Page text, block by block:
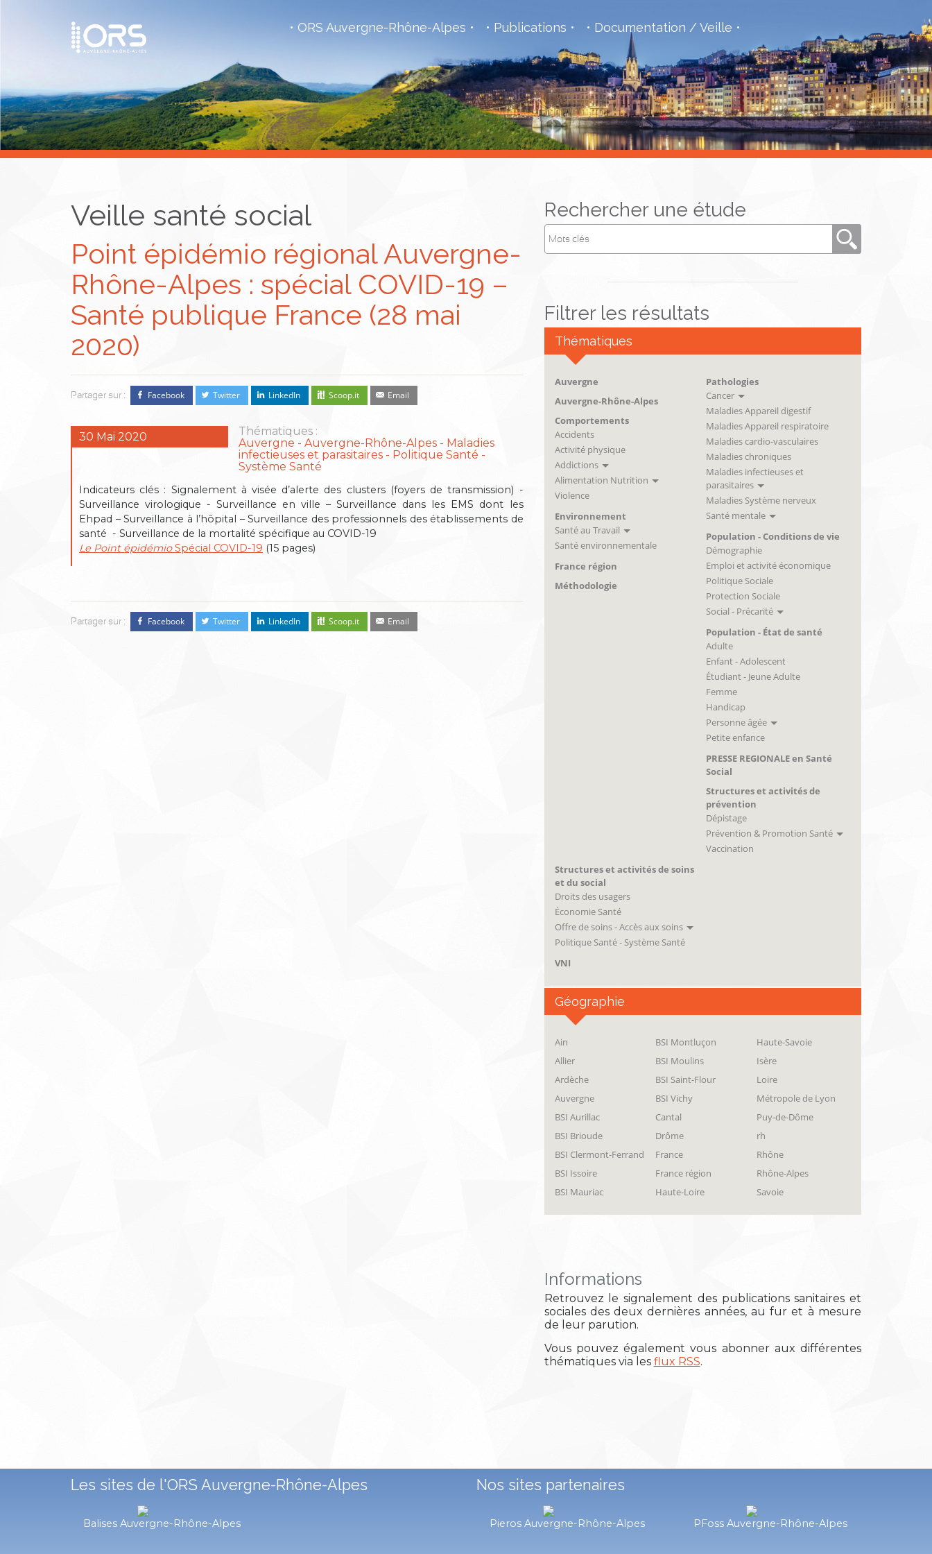
ORS Auvergne-Rhône-Alpes Publications Documentation / Veille
Rechercher une étude
Filtrer les résultats
Thématiques
Auvergne
Auvergne-Rhône-Alpes
Comportements
Accidents
Activité physique
Addictions
Alimentation Nutrition
Violence
Environnement
Santé au Travail
Santé environnementale
France région
Méthodologie
Pathologies
Cancer
Maladies Appareil digestif
Maladies Appareil respiratoire
Maladies cardio-vasculaires
Maladies chroniques
Maladies infectieuses et
parasitaires
Maladies Système nerveux
Santé mentale
Population - Conditions de vie
Démographie
Emploi et activité économique
Politique Sociale
Protection Sociale
Social - Précarité
Population - État de santé
Adulte
Enfant - Adolescent
Étudiant - Jeune Adulte
Femme
Handicap
Personne âgée
Petite enfance
PRESSE REGIONALE en Santé
Social
Structures et activités de
prévention
Dépistage
Prévention & Promotion Santé
Vaccination
Structures et activités de soins
et du social
Droits des usagers
Économie Santé
Offre de soins - Accès aux soins
Politique Santé - Système Santé
VNI
Géographie
Ain
Allier
Ardèche
Auvergne
BSI Aurillac
BSI Brioude
BSI Clermont-Ferrand
BSI Issoire
BSI Mauriac
BSI Montluçon
BSI Moulins
BSI Saint-Flour
BSI Vichy
Cantal
Drôme
France
France région
Haute-Loire
Haute-Savoie
Isère
Loire
Métropole de Lyon
Puy-de-Dôme
rh
Rhône
Rhône-Alpes
Savoie
Informations
Retrouvez le signalement des publications sanitaires et
sociales des deux dernières années, au fur et à mesure
de leur parution.
Vous pouvez également vous abonner aux différentes
thématiques via les flux RSS.
Veille santé social
Point épidémio régional Auvergne-
Rhône-Alpes : spécial COVID-19 –
Santé publique France (28 mai
2020)
Partager sur : Facebook Twitter LinkedIn Scoop.it Email
30 Mai 2020
Thématiques :
Auvergne
Auvergne-Rhône-Alpes
Maladies
infectieuses et parasitaires
Politique Santé -
Système Santé
Indicateurs clés : Signalement à visée d’alerte des clusters (foyers de transmission) -
Surveillance virologique - Surveillance en ville – Surveillance dans les EMS dont les
Ehpad – Surveillance à l’hôpital – Surveillance des professionnels des établissements de
santé - Surveillance de la mortalité spécifique au COVID-19
Le Point épidémioSpécial COVID-19 (15 pages)
Partager sur : Facebook Twitter LinkedIn Scoop.it Email
Les sites de l'ORS Auvergne-Rhône-Alpes
Balises Auvergne-Rhône-Alpes
Nos sites partenaires
Pieros Auvergne-Rhône-Alpes PFoss Auvergne-Rhône-Alpes